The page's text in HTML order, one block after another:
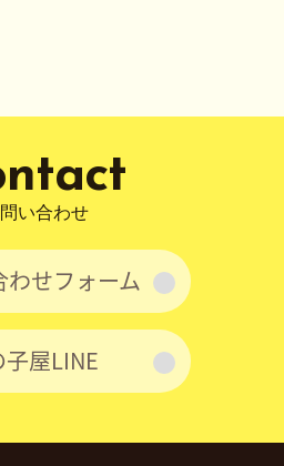
い合わせ
わせフォーム
子屋LINE